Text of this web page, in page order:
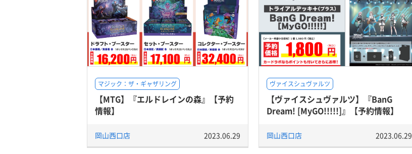
マジック：ザ・ギャザリング
【MTG】『エルドレインの森』【予約
情報】
岡山西口店 2023.06.29
ヴァイスシュヴァルツ
【ヴァイスシュヴァルツ】『BanG
Dream! [MyGO!!!!!]』【予約情報】
岡山西口店 2023.06.29